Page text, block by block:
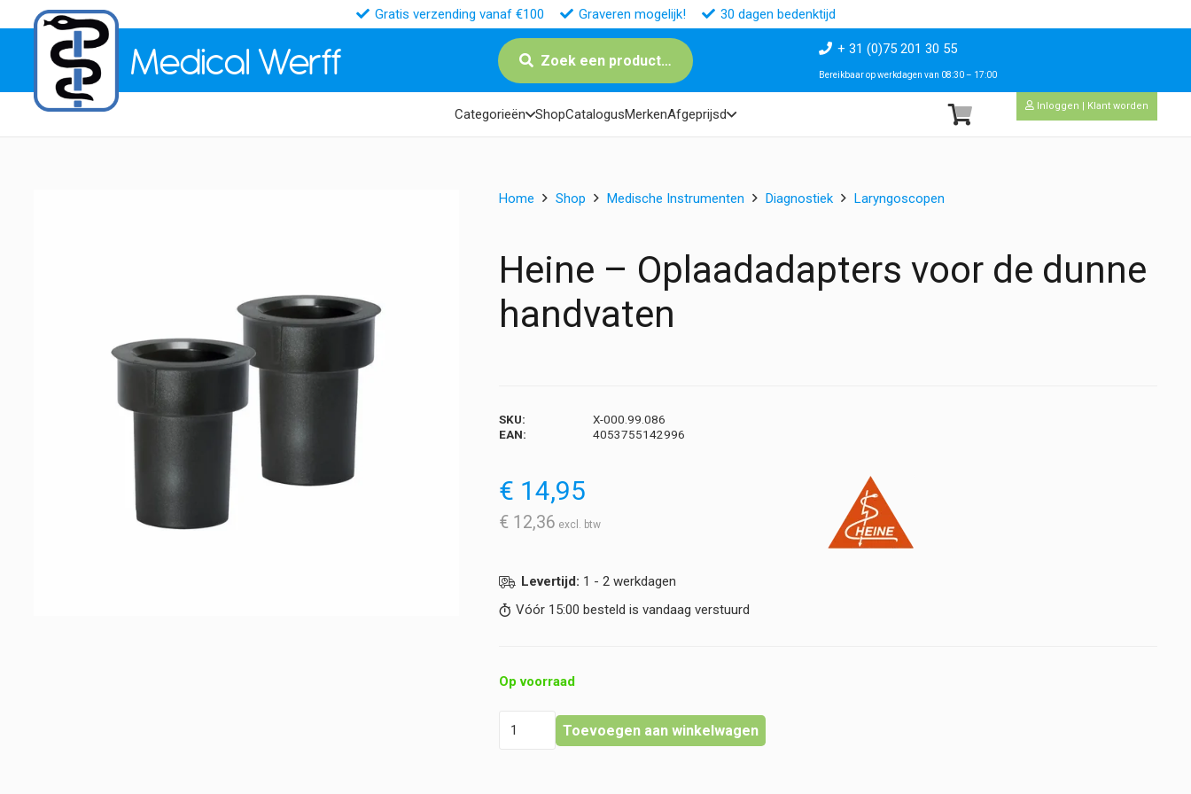
Gratis verzending vanaf €100 Graveren mogelijk! 30 dagen bedenktijd
MedicalWerff Zoek een product…
+ 31 (0)75 201 30 55
Bereikbaar op werkdagen van 08:30 – 17:00
Categorieën ShopCatalogusMerkenAfgeprijsd
Inloggen | Klant worden
Home Shop Medische Instrumenten Diagnostiek Laryngoscopen
Heine – Oplaadadapters voor de dunne
handvaten
SKU:
X-000.99.086
EAN:
4053755142996
€ 14,95
€ 12,36
Levertijd: 1 - 2 werkdagen
Vóór 15:00 besteld is vandaag verstuurd
Op voorraad
Toevoegen aan winkelwagen